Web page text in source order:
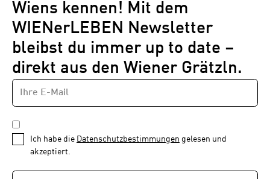
Wiens kennen! Mit dem
WIENerLEBEN Newsletter
bleibst du immer up to date –
direkt aus den Wiener Grätzln.
Newsletter
1
von
E-
MAIL-
ADRESSE
DATENSCHUTZBESTIMMUNGEN
*
Ich habe die Datenschutzbestimmungen gelesen und
akzeptiert.